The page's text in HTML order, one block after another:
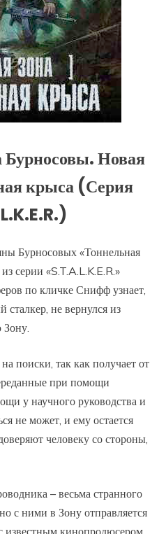
Новая
крыса (Серия
Бурносовых «Тоннельная
серии «S.T.A.L.K.E.R.»
по кличке Снифф узнает,
сталкер, не вернулся из
поиски, так как получает от
при помощи
у научного руководства и
не может, и ему остается
человеку со стороны,
– весьма странного
с ними в Зону отправляется
известным кинопродюсером